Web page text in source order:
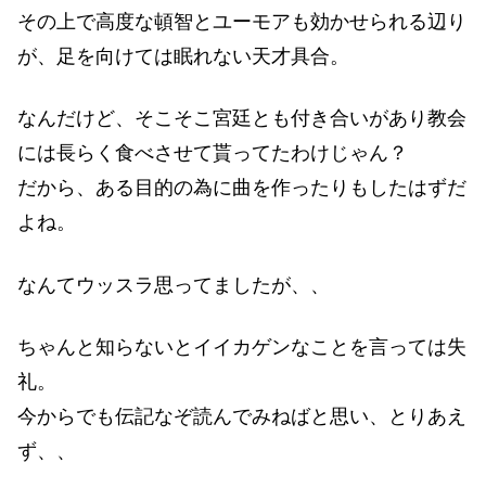
その上で高度な頓智とユーモアも効かせられる辺り
が、足を向けては眠れない天才具合。
なんだけど、そこそこ宮廷とも付き合いがあり教会
には長らく食べさせて貰ってたわけじゃん？
だから、ある目的の為に曲を作ったりもしたはずだ
よね。
なんてウッスラ思ってましたが、、
ちゃんと知らないとイイカゲンなことを言っては失
礼。
今からでも伝記なぞ読んでみねばと思い、とりあえ
ず、、